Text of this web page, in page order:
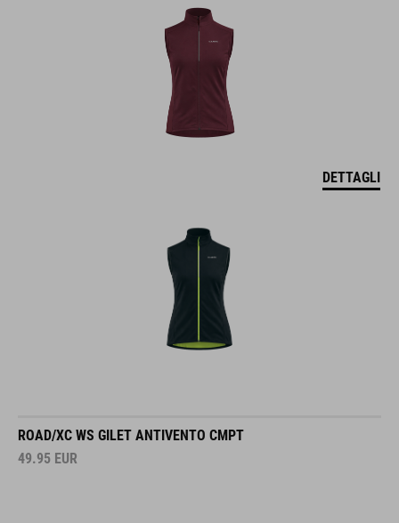
DETTAGLI
ROAD/XC WS GILET ANTIVENTO CMPT
49.95 EUR